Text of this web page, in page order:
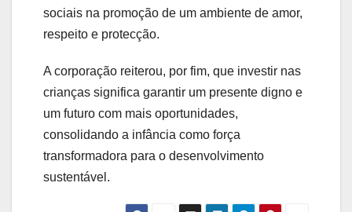
sociais na promoção de um ambiente de amor,
respeito e protecção.
A corporação reiterou, por fim, que investir nas
crianças significa garantir um presente digno e
um futuro com mais oportunidades,
consolidando a infância como força
transformadora para o desenvolvimento
sustentável.